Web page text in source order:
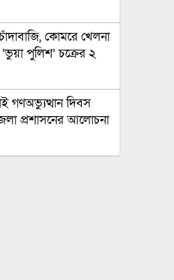
কোমরে খেলনা
পুলিশ’ চক্রের ২
গণঅভ্যুত্থান দিবস
প্রশাসনের আলোচনা